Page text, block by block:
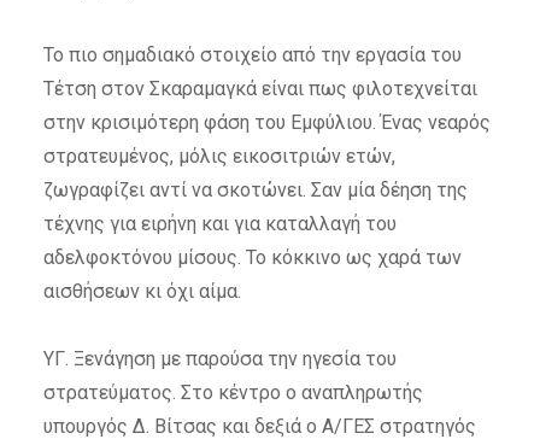
Το πιο σημαδιακό στοιχείο από την εργασία του
Τέτση στον Σκαραμαγκά είναι πως φιλοτεχνείται
στην κρισιμότερη φάση του Εμφύλιου. Ένας νεαρός
στρατευμένος, μόλις εικοσιτριών ετών,
ζωγραφίζει αντί να σκοτώνει. Σαν μία δέηση της
τέχνης για ειρήνη και για καταλλαγή του
αδελφοκτόνου μίσους. Το κόκκινο ως χαρά των
αισθήσεων κι όχι αίμα.
ΥΓ. Ξενάγηση με παρούσα την ηγεσία του
στρατεύματος. Στο κέντρο ο αναπληρωτής
υπουργός Δ. Βίτσας και δεξιά ο Α/ΓΕΣ στρατηγός